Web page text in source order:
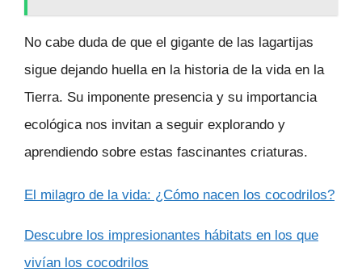
No cabe duda de que el gigante de las lagartijas
sigue dejando huella en la historia de la vida en la
Tierra. Su imponente presencia y su importancia
ecológica nos invitan a seguir explorando y
aprendiendo sobre estas fascinantes criaturas.
El milagro de la vida: ¿Cómo nacen los cocodrilos?
Descubre los impresionantes hábitats en los que
vivían los cocodrilos